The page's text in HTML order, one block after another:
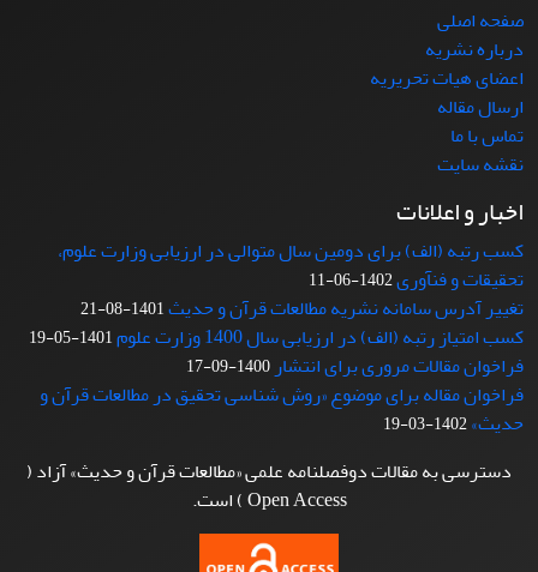
صفحه اصلی
درباره نشریه
اعضای هیات تحریریه
ارسال مقاله
تماس با ما
نقشه سایت
اخبار و اعلانات
کسب رتبه (الف) برای دومین سال متوالی در ارزیابی وزارت علوم،
تحقیقات و فنآوری1402-06-11
تغییر آدرس سامانه نشریه مطالعات قرآن و حدیث1401-08-21
کسب امتیاز رتبه (الف) در ارزیابی سال 1400 وزارت علوم 1401-05-19
فراخوان مقالات مروری برای انتشار 1400-09-17
فراخوان مقاله برای موضوع «روش شناسی تحقیق در مطالعات قرآن و
حدیث»1402-03-19
دسترسی به مقالات دوفصلنامه علمی «مطالعات قرآن و حدیث» آزاد (
Open Access ) است.